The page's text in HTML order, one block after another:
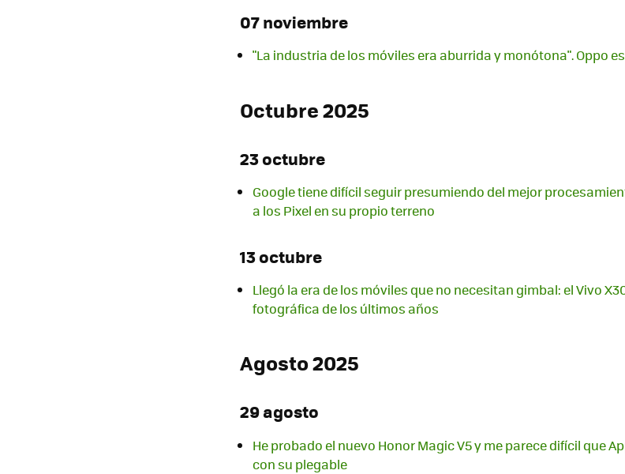
07 noviembre
"La industria de los móviles era aburrida y monótona". Oppo
Octubre 2025
23 octubre
Google tiene difícil seguir presumiendo del mejor
a los Pixel en su propio terreno
13 octubre
Llegó la era de los móviles que no necesitan gimbal: el Vivo
fotográfica de los últimos años
Agosto 2025
29 agosto
He probado el nuevo Honor Magic V5 y me parece difícil que
con su plegable